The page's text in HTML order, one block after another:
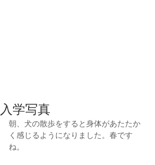
入学写真
朝、犬の散歩をすると身体があたたか
く感じるようになりました。春です
ね。